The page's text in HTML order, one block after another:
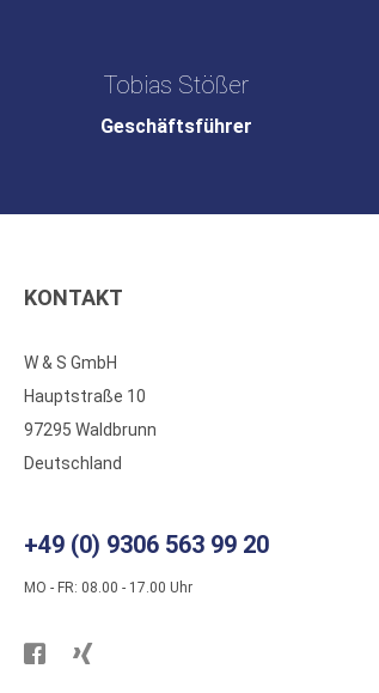
Tobias Stößer
Geschäftsführer
KONTAKT
W & S GmbH
Hauptstraße 10
97295 Waldbrunn
Deutschland
+49 (0) 9306 563 99 20
MO - FR: 08.00 - 17.00 Uhr
Besuchen